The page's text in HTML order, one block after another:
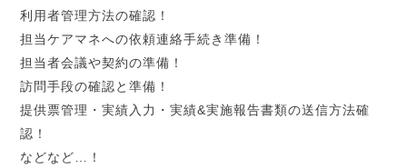
利用者管理方法の確認！
担当ケアマネへの依頼連絡手続き準備！
担当者会議や契約の準備！
訪問手段の確認と準備！
提供票管理・実績入力・実績&実施報告書類の送信方法確
認！
などなど…！